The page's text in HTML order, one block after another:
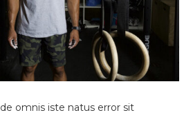
omnis iste natus error sit